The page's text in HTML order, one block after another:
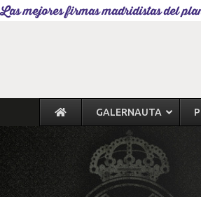
Las mejores firmas madridistas del
GALERNAUTA